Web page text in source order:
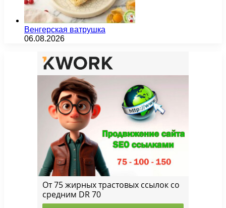
Венгерская ватрушка
06.08.2026